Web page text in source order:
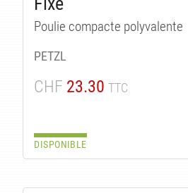
Poulie compacte polyvalente
PETZL
CHF 23.30 TTC
DISPONIBLE